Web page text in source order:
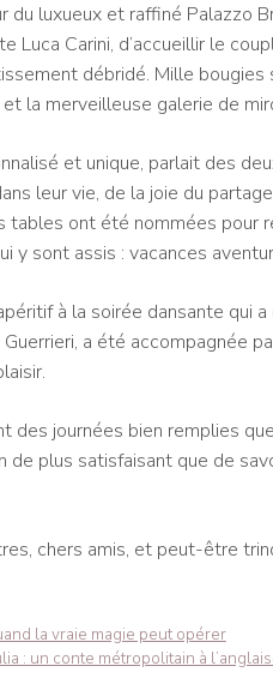
du luxueux et raffiné Palazzo
Luca Carini, d’accueillir le
débridé. Mille
la merveilleuse galerie de
et unique, parlait des
leur vie, de la joie du
tables ont été nommées pour
y sont assis : vacances
à la soirée dansante qui
a été accompagnée
des journées bien remplies
de plus satisfaisant que de
chers amis, et peut-être
la vraie magie peut opérer
: un conte métropolitain à